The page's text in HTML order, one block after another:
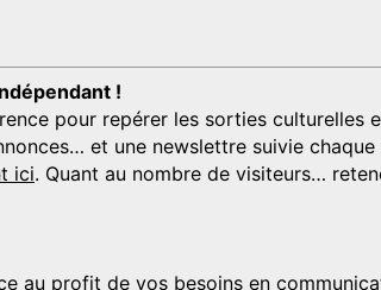
!
pour repérer les sorties culturelles
et une newslettre suivie
ici. Quant au nombre de visiteurs…
au profit de vos besoins en